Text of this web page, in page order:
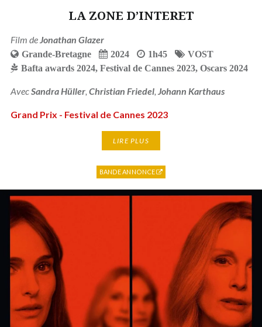
LA ZONE D’INTERET
Film deJonathan Glazer
Grande-Bretagne 2024 1h45
VOST
Bafta awards 2024, Festival de Cannes 2023, Oscars 2024
AvecSandra Hüller, Christian Friedel, Johann Karthaus
Grand Prix - Festival de Cannes 2023
LIRE PLUS
BANDE ANNONCE